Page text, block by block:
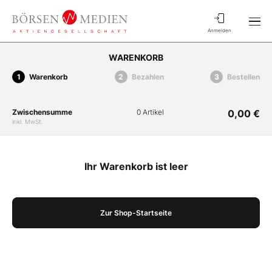
Anmelden
WARENKORB
Warenkorb Bezahlen Bestellen
Zwischensumme
inkl. MwSt.
0 Artikel 0,00 €
Ihr Warenkorb ist leer
Zur Shop-Startseite